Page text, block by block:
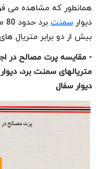
همانطور که مشاهده می
دیوارسمنت
بیش از دو برابر متریال
- مقایسه پرت مصالح در
دیوار سفال